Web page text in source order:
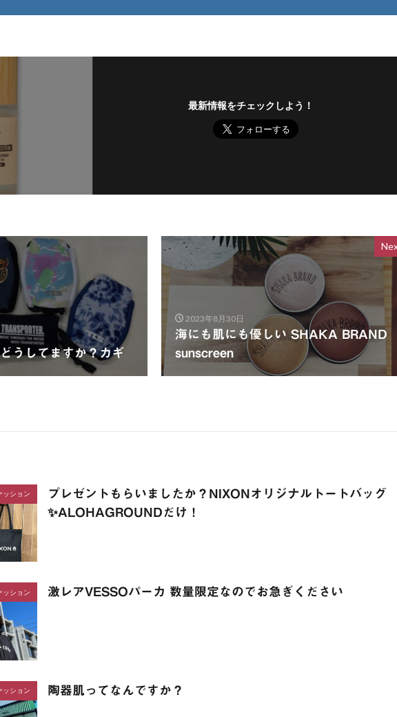
最新情報をチェックしよう！
うしてますか？カギ
2023年8月30日
海にも肌にも優しい SHAKA BRAND
sunscreen
ッション
プレゼントもらいましたか？NIXONオリジナルトートバッグ
✨ALOHAGROUNDだけ！
ッション 激レアVESSOパーカ 数量限定なのでお急ぎください
ッション 陶器肌ってなんですか？